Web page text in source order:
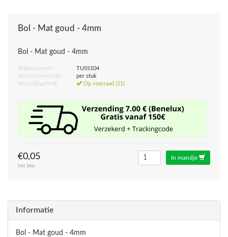
Bol - Mat goud - 4mm
Bol - Mat goud - 4mm
Artikelnummer:
TUSS104
Verkoopseenheid:
per stuk
Beschikbaarheid:
Op voorraad (21)
€0,05
Incl. btw
In mandje
Informatie
Bol - Mat goud - 4mm